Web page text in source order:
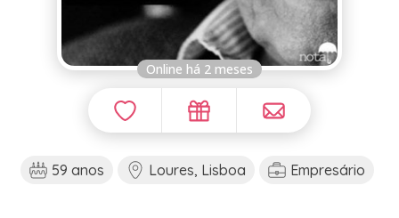
Online há 2 meses
59 anos Loures, Lisboa Empresário